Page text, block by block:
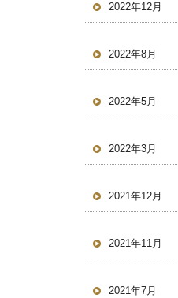
2022年12月
2022年8月
2022年5月
2022年3月
2021年12月
2021年11月
2021年7月